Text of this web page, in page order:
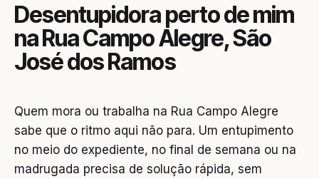
Desentupidora perto de mim
na Rua Campo Alegre, São
José dos Ramos
Quem mora ou trabalha na Rua Campo Alegre
sabe que o ritmo aqui não para. Um entupimento
no meio do expediente, no final de semana ou na
madrugada precisa de solução rápida, sem